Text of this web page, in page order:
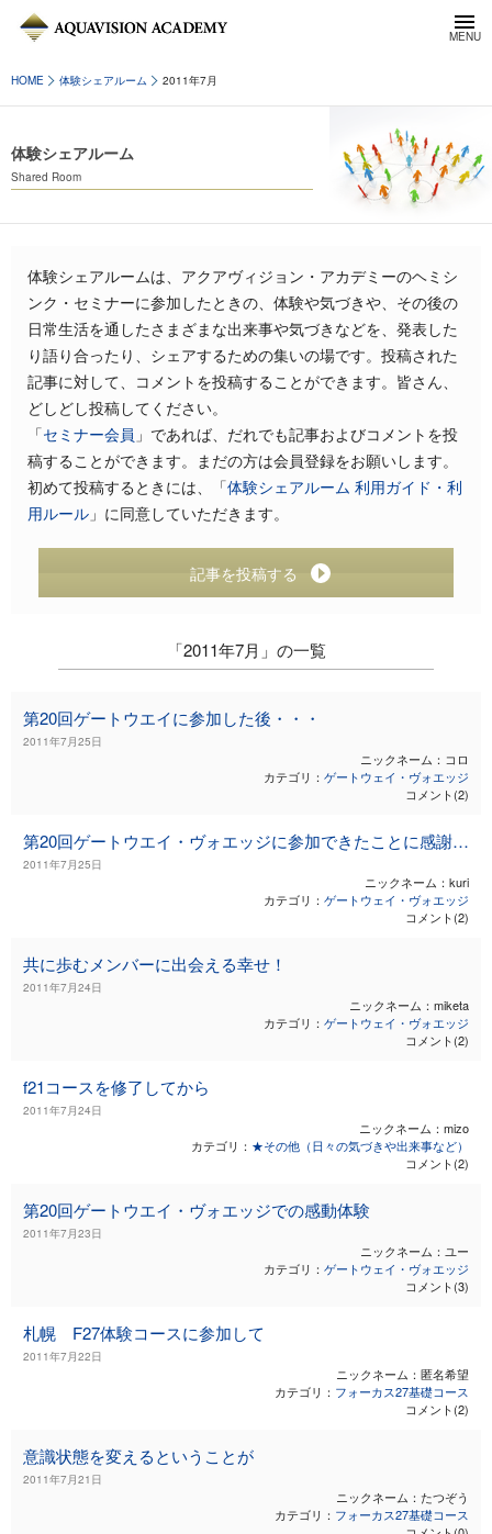
HOME 体験シェアルーム 2011年7月
体験シェアルーム
Shared Room
体験シェアルームは、アクアヴィジョン・アカデミーのヘミシ
ンク・セミナーに参加したときの、体験や気づきや、その後の
日常生活を通したさまざまな出来事や気づきなどを、発表した
り語り合ったり、シェアするための集いの場です。投稿された
記事に対して、コメントを投稿することができます。皆さん、
どしどし投稿してください。
「セミナー会員 」であれば、だれでも記事およびコメントを投
稿することができます。まだの方は会員登録をお願いします。
初めて投稿するときには、「体験シェアルーム 利用ガイド・利
用ルール 」に同意していただきます。
記事を投稿する
「2011年7月」の一覧
第20回ゲートウエイに参加した後・・・
2011年7月25日
ニックネーム：コロ
カテゴリ： ゲートウェイ・ヴォエッジ
コメント(2)
第20回ゲートウエイ・ヴォエッジに参加できたことに感謝します
2011年7月25日
ニックネーム：kuri
カテゴリ： ゲートウェイ・ヴォエッジ
コメント(2)
共に歩むメンバーに出会える幸せ！
2011年7月24日
ニックネーム：miketa
カテゴリ： ゲートウェイ・ヴォエッジ
コメント(2)
f21コースを修了してから
2011年7月24日
ニックネーム：mizo
カテゴリ： ★その他（日々の気づきや出来事など）
コメント(2)
第20回ゲートウエイ・ヴォエッジでの感動体験
2011年7月23日
ニックネーム：ユー
カテゴリ： ゲートウェイ・ヴォエッジ
コメント(3)
札幌 F27体験コースに参加して
2011年7月22日
ニックネーム：匿名希望
カテゴリ： フォーカス27基礎コース
コメント(2)
意識状態を変えるということが
2011年7月21日
ニックネーム：たつぞう
カテゴリ： フォーカス27基礎コース